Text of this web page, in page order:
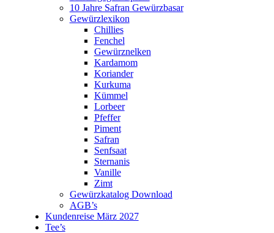
10 Jahre Safran Gewürzbasar
Gewürzlexikon
Chillies
Fenchel
Gewürznelken
Kardamom
Koriander
Kurkuma
Kümmel
Lorbeer
Pfeffer
Piment
Safran
Senfsaat
Sternanis
Vanille
Zimt
Gewürzkatalog Download
AGB’s
Kundenreise März 2027
Tee’s